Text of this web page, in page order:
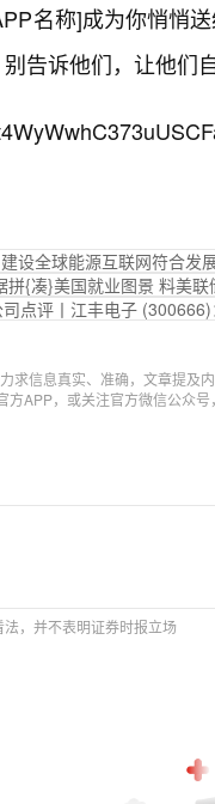
名称]成为你悄悄
告诉他们，让他们
设全球能源互联网符合发
拼{凑}美国就业图景 料美
司点评丨江丰电子
求信息真实、准确，文章提及
方APP，或关注官方微信公众
，并不表明证券时报立场